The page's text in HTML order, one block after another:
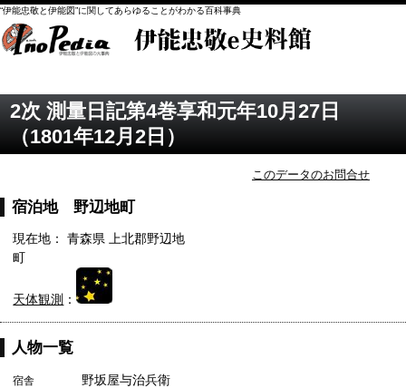
“伊能忠敬と伊能図”に関してあらゆることがわかる百科事典
2次 測量日記第4巻享和元年10月27日
（1801年12月2日）
このデータのお問合せ
宿泊地 野辺地町
現在地： 青森県 上北郡野辺地
町
天体観測 ：
人物一覧
宿舎 野坂屋与治兵衛